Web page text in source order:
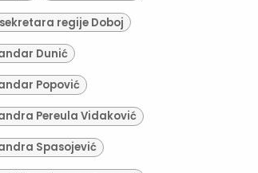
regije Doboj
Dunić
Popović
Pereula Vidaković
Spasojević